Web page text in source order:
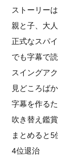
ストーリー
親と子、大
正式なスパ
でも字幕で
スイングア
見どころば
字幕を作る
吹き替え鑑
まとめると5
4位退治